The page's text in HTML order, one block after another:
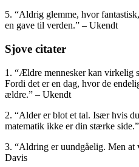
5. “Aldrig glemme, hvor
en gave til verden.” – Ukendt
Sjove citater
1. “Ældre mennesker kan virkelig
Fordi det er en dag, hvor de
ældre.” – Ukendt
2. “Alder er blot et tal. Især hvis
matematik ikke er din stærke
3. “Aldring er uundgåelig. Men
Davis